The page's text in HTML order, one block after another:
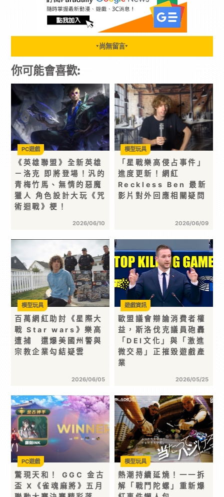
▼ 尚無留言▼
你可能會喜歡:
《英雄聯盟》全新英雄
－洛克 即將登場！汎的
青梅竹馬、無情的惡魔
獵人 角色設計大玩《咒
術迴戰》梗！
2026/06/10
PC遊戲
「星戰樂高侵占事件」
進度更新！網紅
Reckless Ben 最新
影片對外回應相關疑問
2026/06/09
模型玩具
百萬網紅助討《星際大
戰 Star wars》樂高
遭捕 還爆美國州警與
宗教企業勾結疑雲
2026/06/05
模型玩具
歐盟議會辯論消費者權
益，斯洛伐克議員砲轟
「DEI文化」與「激進
微交易」正摧毀遊戲產
業
2026/05/25
遊戲資訊
驚現天和！ GGC 金古
盃 X《雀魂麻將》五月
PC遊戲
熱潮持續延燒！一一拆
解「戰鬥陀螺」重新爆
模型玩具